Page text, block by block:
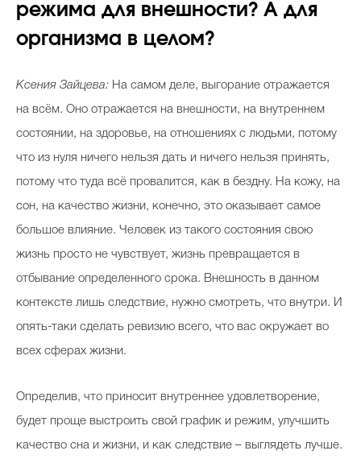
режима для внешности? А для
организма в целом?
Ксения Зайцева: На самом деле, выгорание отражается
на всём. Оно отражается на внешности, на внутреннем
состоянии, на здоровье, на отношениях с людьми, потому
что из нуля ничего нельзя дать и ничего нельзя принять,
потому что туда всё провалится, как в бездну. На кожу, на
сон, на качество жизни, конечно, это оказывает самое
большое влияние. Человек из такого состояния свою
жизнь просто не чувствует, жизнь превращается в
отбывание определенного срока. Внешность в данном
контексте лишь следствие, нужно смотреть, что внутри. И
опять-таки сделать ревизию всего, что вас окружает во
всех сферах жизни.
Определив, что приносит внутреннее удовлетворение,
будет проще выстроить свой график и режим, улучшить
качество сна и жизни, и как следствие – выглядеть лучше.